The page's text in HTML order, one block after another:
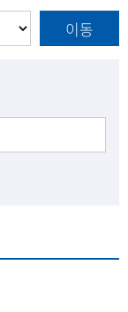
이동